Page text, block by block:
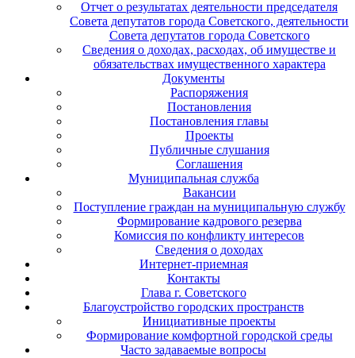
Отчет о результатах деятельности председателя
Совета депутатов города Советского, деятельности
Совета депутатов города Советского
Сведения о доходах, расходах, об имуществе и
обязательствах имущественного характера
Документы
Распоряжения
Постановления
Постановления главы
Проекты
Публичные слушания
Соглашения
Муниципальная служба
Вакансии
Поступление граждан на муниципальную службу
Формирование кадрового резерва
Комиссия по конфликту интересов
Сведения о доходах
Интернет-приемная
Контакты
Глава г. Советского
Благоустройство городских пространств
Инициативные проекты
Формирование комфортной городской среды
Часто задаваемые вопросы